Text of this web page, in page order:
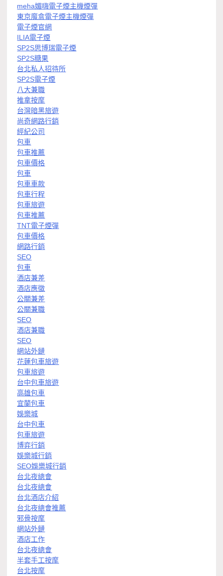
meha媚嗨電子煙主機煙彈
東京魔盒電子煙主機煙彈
電子煙官網
ILIA電子煙
SP2S思博瑞電子煙
SP2S糖果
台北私人招待所
SP2S電子煙
八大兼職
推拿按摩
台灣暗黑旅遊
尚奇網路行銷
經紀公司
包車
包車推薦
包車價格
包車
包車車款
包車行程
包車旅遊
包車推薦
TNT電子煙彈
包車價格
網路行銷
SEO
包車
酒店兼差
酒店應徵
公關兼差
公關兼職
SEO
酒店兼職
SEO
網站外鏈
花蓮包車旅遊
包車旅遊
台中包車旅遊
高雄包車
宜蘭包車
娛樂城
台中包車
包車旅遊
博弈行銷
娛樂城行銷
SEO娛樂城行銷
台北夜總會
台北夜總會
台北酒店介紹
台北夜總會推薦
邪骨按摩
網站外鏈
酒店工作
台北夜總會
半套手工按摩
台北按摩